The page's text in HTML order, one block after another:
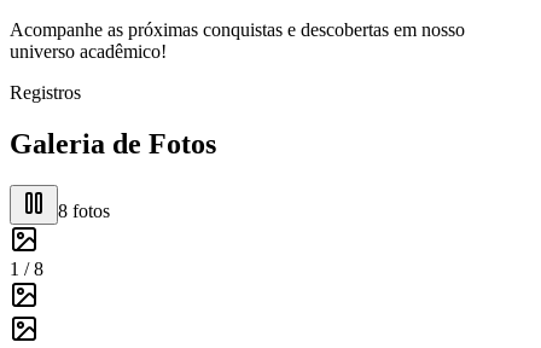
Acompanhe as próximas conquistas e descobertas em nosso
universo acadêmico!
Registros
Galeria de Fotos
8 fotos
1 /8